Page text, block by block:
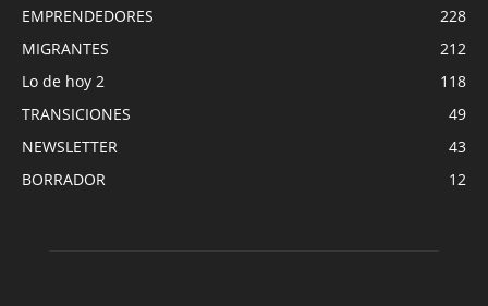
EMPRENDEDORES
228
MIGRANTES
212
Lo de hoy 2
118
TRANSICIONES
49
NEWSLETTER
43
BORRADOR
12